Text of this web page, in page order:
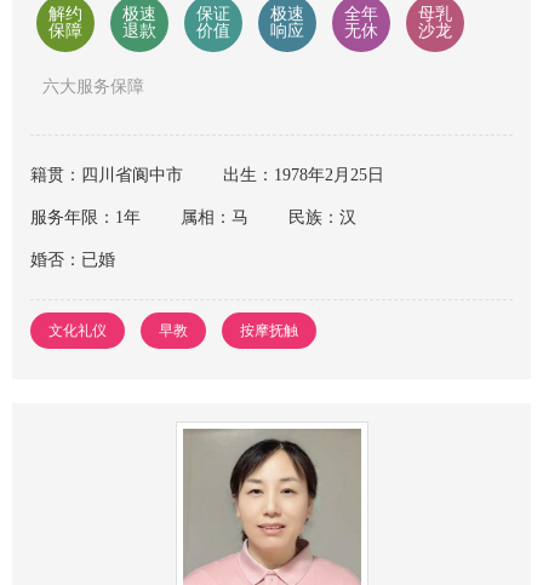
解约
保障
极速
退款
保证
价值
极速
响应
全年
无休
母乳
沙龙
六大服务保障
籍贯：四川省阆中市 出生：1978年2月25日
服务年限：1年 属相：马 民族：汉
婚否：已婚
文化礼仪 早教 按摩抚触